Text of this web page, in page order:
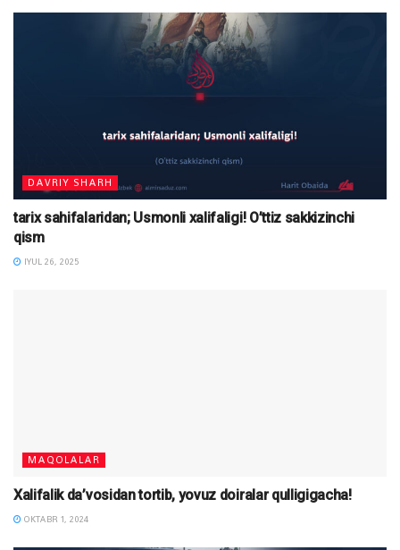
DAVRIY SHARH
tarix sahifalaridan; Usmonli xalifaligi! O’ttiz sakkizinchi
qism
IYUL 26, 2025
MAQOLALAR
Xalifalik da’vosidan tortib, yovuz doiralar qulligigacha!
OKTABR 1, 2024